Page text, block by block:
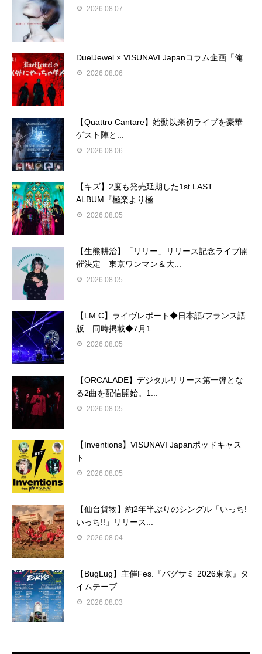
2026.08.07
DuelJewel × VISUNAVI Japanコラム企画「俺...
2026.08.06
【Quattro Cantare】始動以来初ライブを豪華
ゲスト陣と...
2026.08.06
【キズ】2度も発売延期した1st LAST
ALBUM『極楽より極...
2026.08.05
【生熊耕治】「リリー」リリース記念ライブ開
催決定 東京ワンマン＆大...
2026.08.05
【LM.C】ライヴレポート◆日本語/フランス語
版 同時掲載◆7月1...
2026.08.05
【ORCALADE】デジタルリリース第一弾とな
る2曲を配信開始。1...
2026.08.05
【Inventions】VISUNAVI Japanポッドキャス
ト...
2026.08.05
【仙台貨物】約2年半ぶりのシングル「いっち!
いっち!!」リリース...
2026.08.04
【BugLug】主催Fes.『バグサミ 2026東京』タ
イムテーブ...
2026.08.03